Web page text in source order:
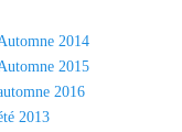
2014
2015
2016
2013